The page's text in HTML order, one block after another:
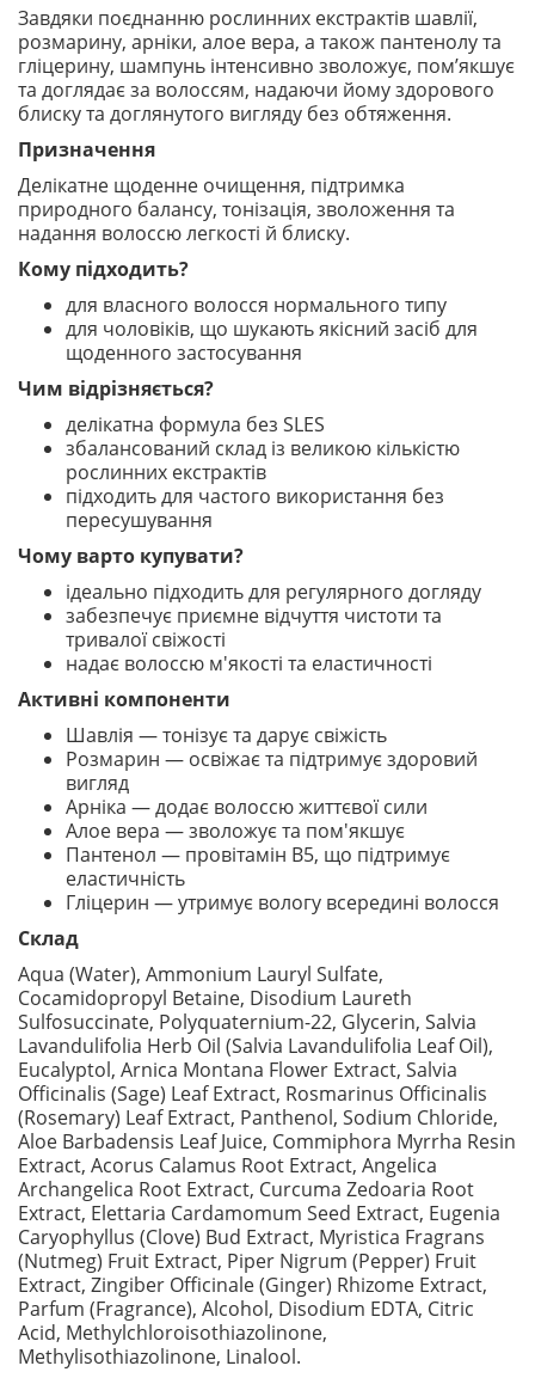
Завдяки поєднанню рослинних екстрактів шавлії,
розмарину, арніки, алое вера, а також пантенолу та
гліцерину, шампунь інтенсивно зволожує, пом’якшує
та доглядає за волоссям, надаючи йому здорового
блиску та доглянутого вигляду без обтяження.
Призначення
Делікатне щоденне очищення, підтримка
природного балансу, тонізація, зволоження та
надання волоссю легкості й блиску.
Кому підходить?
для власного волосся нормального типу
для чоловіків, що шукають якісний засіб для
щоденного застосування
Чим відрізняється?
делікатна формула без SLES
збалансований склад із великою кількістю
рослинних екстрактів
підходить для частого використання без
пересушування
Чому варто купувати?
ідеально підходить для регулярного догляду
забезпечує приємне відчуття чистоти та
тривалої свіжості
надає волоссю м'якості та еластичності
Активні компоненти
Шавлія — тонізує та дарує свіжість
Розмарин — освіжає та підтримує здоровий
вигляд
Арніка — додає волоссю життєвої сили
Алое вера — зволожує та пом'якшує
Пантенол — провітамін B5, що підтримує
еластичність
Гліцерин — утримує вологу всередині волосся
Склад
Aqua (Water), Ammonium Lauryl Sulfate,
Cocamidopropyl Betaine, Disodium Laureth
Sulfosuccinate, Polyquaternium-22, Glycerin, Salvia
Lavandulifolia Herb Oil (Salvia Lavandulifolia Leaf Oil),
Eucalyptol, Arnica Montana Flower Extract, Salvia
Officinalis (Sage) Leaf Extract, Rosmarinus Officinalis
(Rosemary) Leaf Extract, Panthenol, Sodium Chloride,
Aloe Barbadensis Leaf Juice, Commiphora Myrrha Resin
Extract, Acorus Calamus Root Extract, Angelica
Archangelica Root Extract, Curcuma Zedoaria Root
Extract, Elettaria Cardamomum Seed Extract, Eugenia
Caryophyllus (Clove) Bud Extract, Myristica Fragrans
(Nutmeg) Fruit Extract, Piper Nigrum (Pepper) Fruit
Extract, Zingiber Officinale (Ginger) Rhizome Extract,
Parfum (Fragrance), Alcohol, Disodium EDTA, Citric
Acid, Methylchloroisothiazolinone,
Methylisothiazolinone, Linalool.